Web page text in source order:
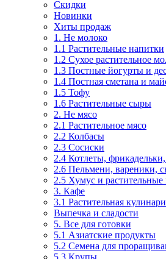
Скидки
Новинки
Хиты продаж
1. Не молоко
1.1 Растительные напитки
1.2 Сухое растительное
1.3 Постные йогурты и
1.4 Постная сметана и
1.5 Тофу
1.6 Растительные сыры
2. Не мясо
2.1 Растительное мясо
2.2 Колбасы
2.3 Сосиски
2.4 Котлеты,
2.6 Пельмени, вареники,
2.5 Хумус и
3. Кафе
3.1 Растительная
Выпечка и сладости
5. Все для готовки
5.1 Азиатские продукты
5.2 Семена для
5.3 Крупы